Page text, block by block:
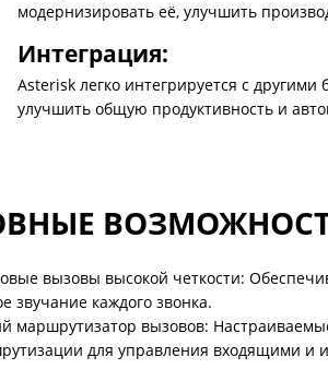
модернизировать её, улучшить
Интеграция:
Asterisk легко интегрируется с
улучшить общую продуктивность и
ВОЗМОЖНОСТИ
вызовы высокой четкости:
звучание каждого звонка.
маршрутизатор вызовов:
для управления входящими и